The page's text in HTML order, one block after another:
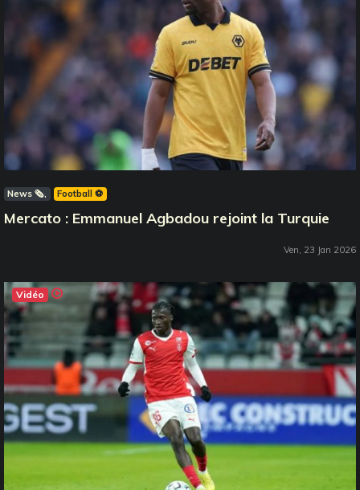
News 🗞️ Football ⚽️
Mercato : Emmanuel Agbadou rejoint la Turquie
Ven, 23 Jan 2026
Vidéo